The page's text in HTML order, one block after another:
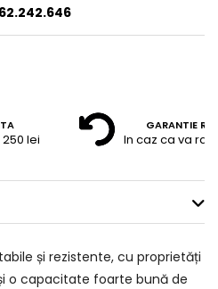
lei
GARANTIE
In caz ca va
și rezistente, cu proprietăți
o capacitate foarte bună de